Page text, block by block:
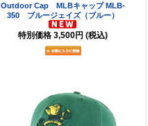
Outdoor Cap MLBキャップ MLB-
350 ブルージェイズ（ブルー）
特別価格 3,500円 (税込)